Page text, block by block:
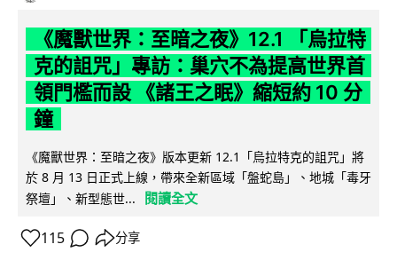
《魔獸世界：至暗之夜》12.1 「烏拉特
克的詛咒」專訪：巢穴不為提高世界首
領門檻而設 《諸王之眠》縮短約 10 分
鐘
《魔獸世界：至暗之夜》版本更新 12.1「烏拉特克的詛咒」將
於 8 月 13 日正式上線，帶來全新區域「盤蛇島」、地城「毒牙
祭壇」、新型態世...
閱讀全文
115 分享